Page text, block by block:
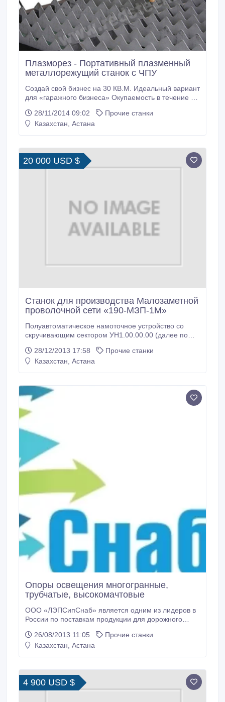
Плазморез - Портативный плазменный
металлорежущий станок с ЧПУ
Создай свой бизнес на 30 КВ.М. Идеальный вариант
для «гаражного бизнеса» Окупаемость в течение 1
МЕТАЛЛА НА ПОРТАТИВНОМ СТАНКЕ С ЧПУ
Технические характеристики Модель: ZZ-1530H
Режим резки: Газовая, Плазменная Диапазон резки
(X×Y)(мм): 1500х3000 Размеры направляющих
(мм): 3500×273×60 Количество опор (шт): 4
28/11/2014 09:02
Прочие станки
Казахстан, Астана
20 000 USD $
Станок для производства Малозаметной
проволочной сети «190-МЗП-1М»
Полуавтоматическое намоточное устройство со
скручивающим сектором УН1.00.00.00 (далее по
для плетения проволоки стальной диаметров 0.5-
0.9 мм по ГОСТ7372-79 согласно условиям патента
скручивающего устройства Возвратно-
поступательный ход каретки 1582.
28/12/2013 17:58
Прочие станки
Казахстан, Астана
Опоры освещения многогранные,
трубчатые, высокомачтовые
ООО «ЛЭПСипСнаб» является одним из лидеров в
России по поставкам продукции для дорожного
поставляет продукцию с 2012 года и положительно
зарекомендовало себя на российском рынке.
типа по ГОСТ 26804-86 и по ТУ5216-001-03910056-
98.
26/08/2013 11:05
Прочие станки
Казахстан, Астана
4 900 USD $